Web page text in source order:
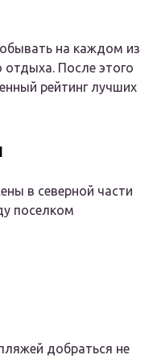
на каждом из
После этого
рейтинг лучших
в северной части
поселком
добраться не